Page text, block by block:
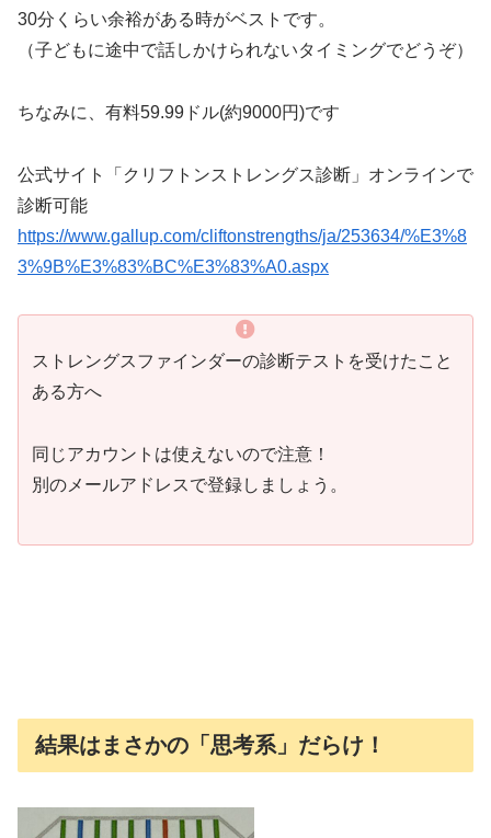
30分くらい余裕がある時がベストです。
（子どもに途中で話しかけられないタイミングでどうぞ）
ちなみに、有料59.99ドル(約9000円)です
公式サイト「クリフトンストレングス診断」オンラインで
診断可能
https://www.gallup.com/cliftonstrengths/ja/253634/%E3%8
3%9B%E3%83%BC%E3%83%A0.aspx
ストレングスファインダーの診断テストを受けたこと
ある方へ
同じアカウントは使えないので注意！
別のメールアドレスで登録しましょう。
結果はまさかの「思考系」だらけ！